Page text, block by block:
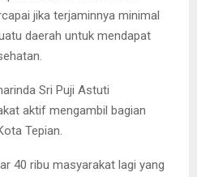
jika terjaminnya minimal
daerah untuk mendapat
Sri Puji Astuti
aktif mengambil bagian
Tepian.
40 ribu masyarakat lagi yang